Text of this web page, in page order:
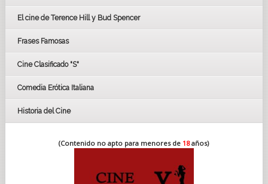
BAFTA
El cine de Terence Hill y Bud Spencer
Frases Famosas
Cine Clasificado "S"
Comedia Erótica Italiana
Historia del Cine
(Contenido no apto para menores de 18años)